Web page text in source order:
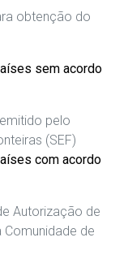
obtenção do
sem acordo
emitido pelo
(SEF)
com acordo
Autorização de
Comunidade de